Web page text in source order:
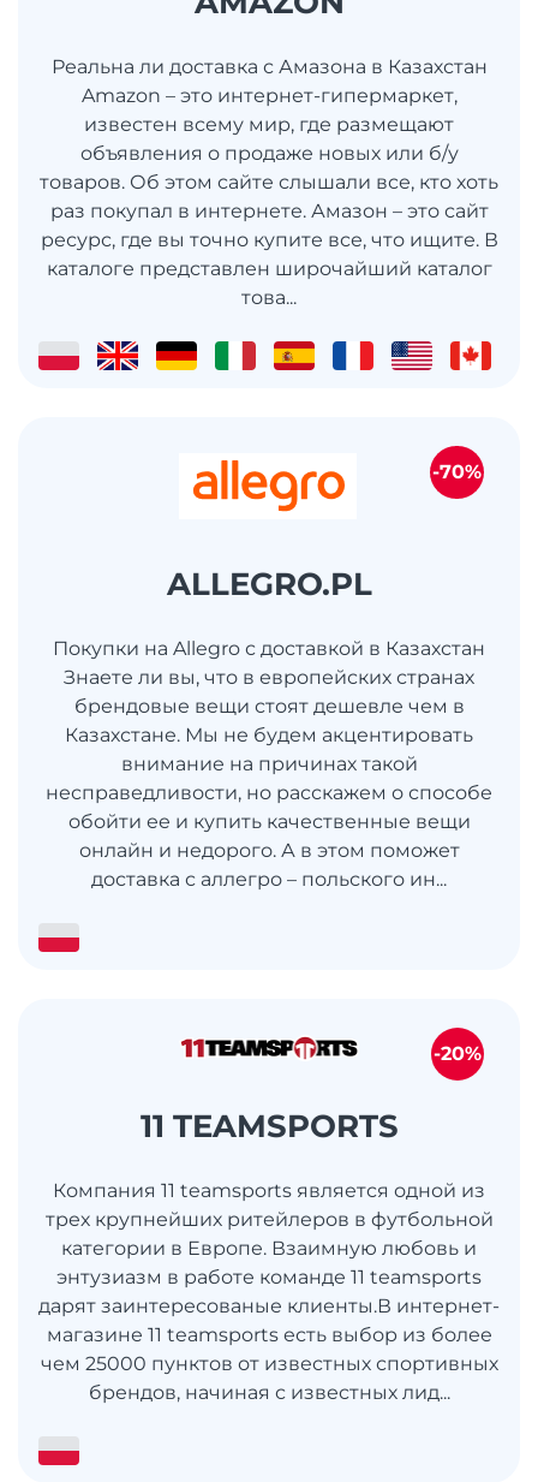
Реальна ли доставка с Амазона в Казахстан
Amazon – это интернет-гипермаркет,
известен всему мир, где размещают
объявления о продаже новых или б/у
товаров. Об этом сайте слышали все, кто хоть
раз покупал в интернете. Амазон – это сайт
ресурс, где вы точно купите все, что ищите. В
каталоге представлен широчайший каталог
това...
ALLEGRO.PL
Покупки на Allegro с доставкой в Казахстан
Знаете ли вы, что в европейских странах
брендовые вещи стоят дешевле чем в
Казахстане. Мы не будем акцентировать
внимание на причинах такой
несправедливости, но расскажем о способе
обойти ее и купить качественные вещи
онлайн и недорого. А в этом поможет
доставка с аллегро – польского ин...
-70%
11 TEAMSPORTS
Компания 11 teamsports является одной из
трех крупнейших ритейлеров в футбольной
категории в Европе. Взаимную любовь и
энтузиазм в работе команде 11 teamsports
дарят заинтересованые клиенты.В интернет-
магазине 11 teamsports есть выбор из более
чем 25000 пунктов от известных спортивных
брендов, начиная с известных лид...
-20%